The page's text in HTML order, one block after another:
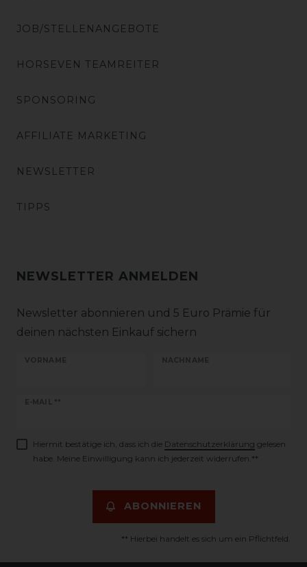
JOB/STELLENANGEBOTE
HORSEVEN TEAMREITER
SPONSORING
AFFILIATE MARKETING
NEWSLETTER
TIPPS
NEWSLETTER ANMELDEN
Newsletter abonnieren und 5 Euro Prämie für
deinen nächsten Einkauf sichern
VORNAME NACHNAME
E-MAIL **
Newsletter
Hiermit bestätige ich, dass ich die Daten­schutz­erklärung gelesen
habe. Meine Einwilligung kann ich jederzeit widerrufen.**
ABONNIEREN
** Hierbei handelt es sich um ein Pflichtfeld.